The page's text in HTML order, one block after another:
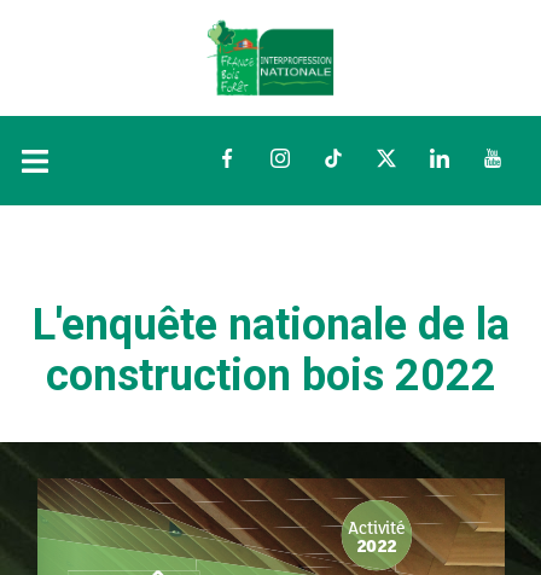
FacebookInstagramTikTokTwitterLinkedIn
L'enquête nationale de la
construction bois 2022